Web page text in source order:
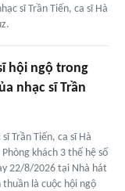
sĩ Trần Tiến, ca sĩ Hà
hội ngộ trong
nhạc sĩ Trần
Trần Tiến, ca sĩ Hà
khách 3 thế hệ số
22/8/2026 tại Nhà hát
là cuộc hội ngộ